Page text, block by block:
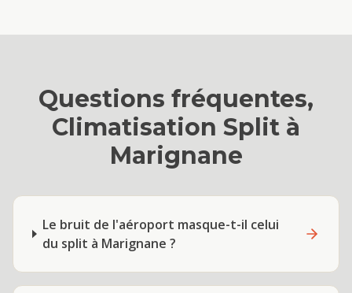
Questions fréquentes,
Climatisation Split à
Marignane
Le bruit de l'aéroport masque-t-il celui
du split à Marignane ?